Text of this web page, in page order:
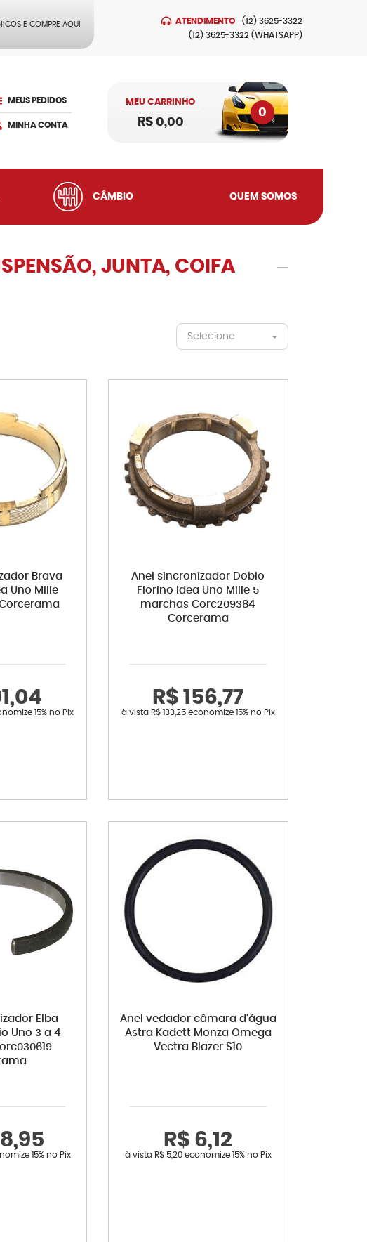
E COMPRE AQUI ATENDIMENTO (12) 3625-3322
(12) 3625-3322 (WHATSAPP)
MEUS PEDIDOS
MINHA CONTA
MEU CARRINHO
0
R$ 0,00
CÂMBIO QUEM SOMOS
JUNTA, COIFA
Selecione
Brava
Uno Mille
15% no Pix
Anel sincronizador Doblo
Fiorino Idea Uno Mille 5
marchas Corc209384
Corcerama
R$ 156,77
à vista R$ 133,25economize 15% no Pix
Elba
Uno 3 a 4
15% no Pix
Anel vedador câmara d'água
Astra Kadett Monza Omega
Vectra Blazer S10
R$ 6,12
à vista R$ 5,20economize 15% no Pix